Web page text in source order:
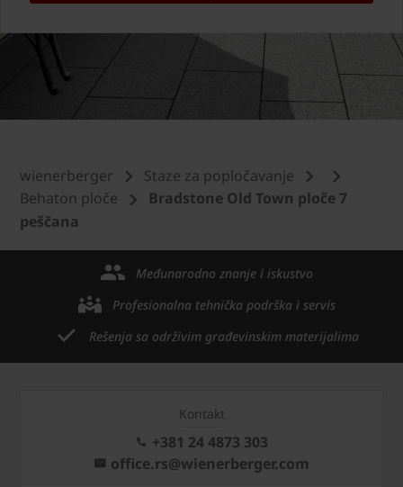
wienerberger
Staze za popločavanje
Behaton ploče
Bradstone Old Town ploče 7
peščana
Međunarodno znanje i iskustvo
Profesionalna tehnička podrška i servis
Rešenja sa održivim građevinskim materijalima
Kontakt
+381 24 4873 303
office.rs@wienerberger.com